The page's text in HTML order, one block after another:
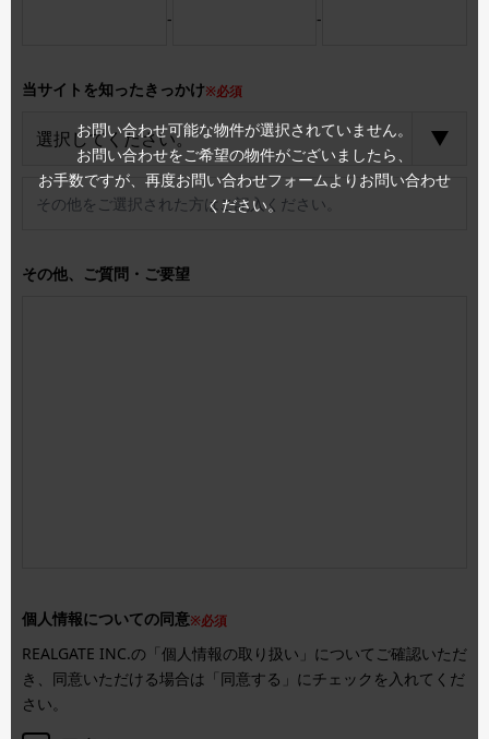
お問い合わせ可能な物件が選択されていません。
お問い合わせをご希望の物件がございましたら、
お手数ですが、再度お問い合わせフォームよりお問い合わせ
ください。
- -
当サイトを知ったきっかけ※必須
その他、ご質問・ご要望
個人情報についての同意※必須
REALGATE INC.の「個人情報の取り扱い」についてご確認いただ
き、同意いただける場合は「同意する」にチェックを入れてくだ
さい。